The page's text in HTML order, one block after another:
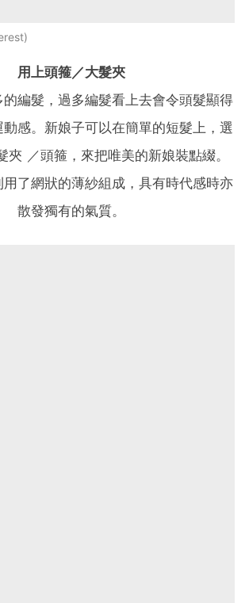
用上頭箍／大髮夾
編髮，過多編髮看上去會令頭髮顯得
感。新娘子可以在簡單的短髮上，選
夾 ／頭箍，來把唯美的新娘裝點綴。
了網狀的薄紗組成，具有時代感時亦
散發獨有的氣質。